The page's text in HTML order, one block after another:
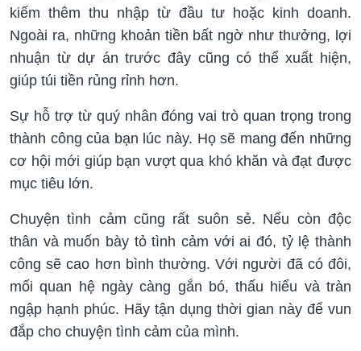
kiếm thêm thu nhập từ đầu tư hoặc kinh doanh.
Ngoài ra, những khoản tiền bất ngờ như thưởng, lợi
nhuận từ dự án trước đây cũng có thể xuất hiện,
giúp túi tiền rủng rỉnh hơn.
Sự hỗ trợ từ quý nhân đóng vai trò quan trọng trong
thành công của bạn lúc này. Họ sẽ mang đến những
cơ hội mới giúp bạn vượt qua khó khăn và đạt được
mục tiêu lớn.
Chuyện tình cảm cũng rất suôn sẻ. Nếu còn độc
thân và muốn bày tỏ tình cảm với ai đó, tỷ lệ thành
công sẽ cao hơn bình thường. Với người đã có đôi,
mối quan hệ ngày càng gắn bó, thấu hiểu và tràn
ngập hạnh phúc. Hãy tận dụng thời gian này để vun
đắp cho chuyện tình cảm của mình.